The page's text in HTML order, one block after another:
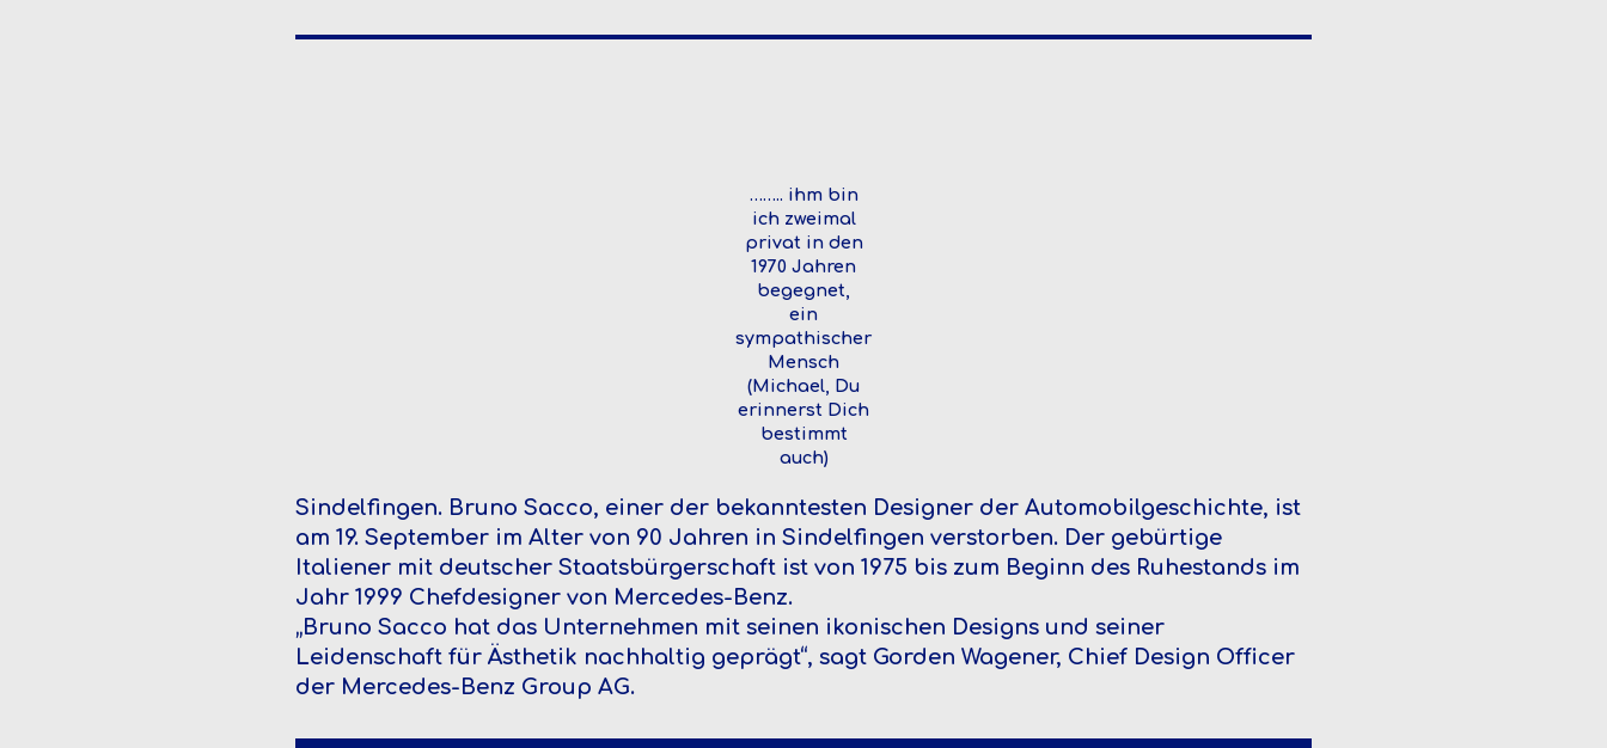
…….. ihm bin
ich zweimal
privat in den
1970 Jahren
begegnet,
ein
sympathischer
Mensch
(Michael, Du
erinnerst Dich
bestimmt
auch)
Sindelfingen. Bruno Sacco, einer der bekanntesten Designer der Automobilgeschichte, ist
am 19. September im Alter von 90 Jahren in Sindelfingen verstorben. Der gebürtige
Italiener mit deutscher Staatsbürgerschaft ist von 1975 bis zum Beginn des Ruhestands im
Jahr 1999 Chefdesigner von Mercedes-Benz.
„Bruno Sacco hat das Unternehmen mit seinen ikonischen Designs und seiner
Leidenschaft für Ästhetik nachhaltig geprägt“, sagt Gorden Wagener, Chief Design Officer
der Mercedes-Benz Group AG.